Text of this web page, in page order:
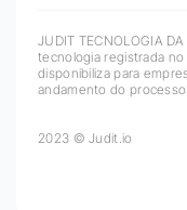
JUDIT TECNOLOGIA
tecnologia registrada no
disponibiliza para
andamento do processo
2023 © Judit.io